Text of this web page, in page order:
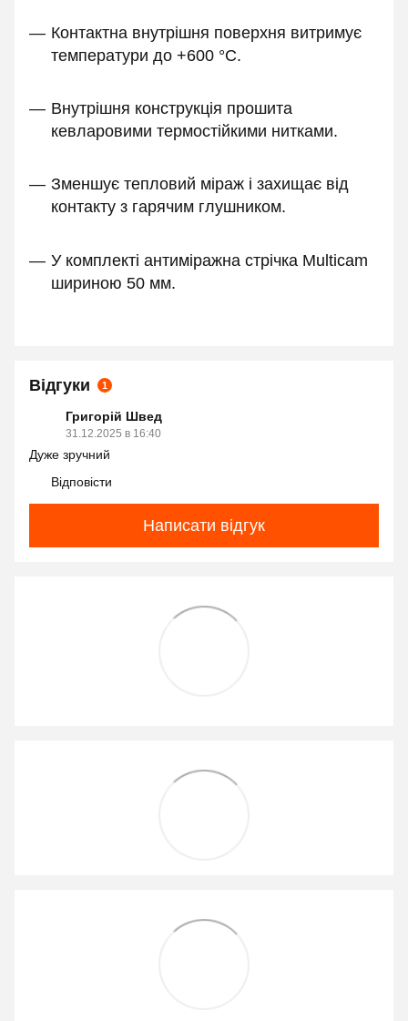
Контактна внутрішня поверхня витримує
температури до +600 °C.
Внутрішня конструкція прошита
кевларовими термостійкими нитками.
Зменшує тепловий міраж і захищає від
контакту з гарячим глушником.
У комплекті антиміражна стрічка Multicam
шириною 50 мм.
Відгуки 1
Григорій Швед
31.12.2025 в 16:40
Дуже зручний
Відповісти
Написати відгук